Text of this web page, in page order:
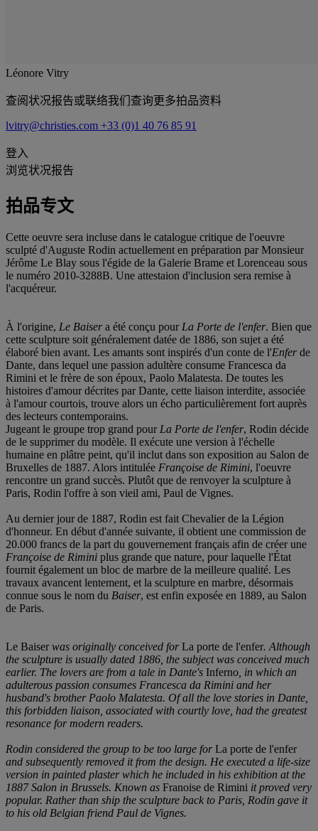
Léonore Vitry
查阅状况报告或联络我们查询更多拍品资料
lvitry@christies.com +33 (0)1 40 76 85 91
登入
浏览状况报告
拍品专文
Cette oeuvre sera incluse dans le catalogue critique de l'oeuvre
sculpté d'Auguste Rodin actuellement en préparation par Monsieur
Jérôme Le Blay sous l'égide de la Galerie Brame et Lorenceau sous
le numéro 2010-3288B. Une attestaion d'inclusion sera remise à
l'acquéreur.
À l'origine, Le Baisera été conçu pour La Porte de l'enfer. Bien que
cette sculpture soit généralement datée de 1886, son sujet a été
élaboré bien avant. Les amants sont inspirés d'un conte de l'Enferde
Dante, dans lequel une passion adultère consume Francesca da
Rimini et le frère de son époux, Paolo Malatesta. De toutes les
histoires d'amour décrites par Dante, cette liaison interdite, associée
à l'amour courtois, trouve alors un écho particulièrement fort auprès
des lecteurs contemporains.
Jugeant le groupe trop grand pour La Porte de l'enfer, Rodin décide
de le supprimer du modèle. Il exécute une version à l'échelle
humaine en plâtre peint, qu'il inclut dans son exposition au Salon de
Bruxelles de 1887. Alors intitulée Françoise de Rimini, l'oeuvre
rencontre un grand succès. Plutôt que de renvoyer la sculpture à
Paris, Rodin l'offre à son vieil ami, Paul de Vignes.
Au dernier jour de 1887, Rodin est fait Chevalier de la Légion
d'honneur. En début d'année suivante, il obtient une commission de
20.000 francs de la part du gouvernement français afin de créer une
Françoise de Rimini plus grande que nature, pour laquelle l'État
fournit également un bloc de marbre de la meilleure qualité. Les
travaux avancent lentement, et la sculpture en marbre, désormais
connue sous le nom du Baiser, est enfin exposée en 1889, au Salon
de Paris.
Le Baiserwas originally conceived forLa porte de l'enfer. Although
the sculpture is usually dated 1886, the subject was conceived much
earlier. The lovers are from a tale in Dante's Inferno , in which an
adulterous passion consumes Francesca da Rimini and her
husband's brother Paolo Malatesta. Of all the love stories in Dante,
this forbidden liaison, associated with courtly love, had the greatest
resonance for modern readers.
Rodin considered the group to be too large forLa porte de l'enfer
and subsequently removed it from the design. He executed a life-size
version in painted plaster which he included in his exhibition at the
1887 Salon in Brussels. Known as Franoise de Rimini it proved very
popular. Rather than ship the sculpture back to Paris, Rodin gave it
to his old Belgian friend Paul de Vignes.